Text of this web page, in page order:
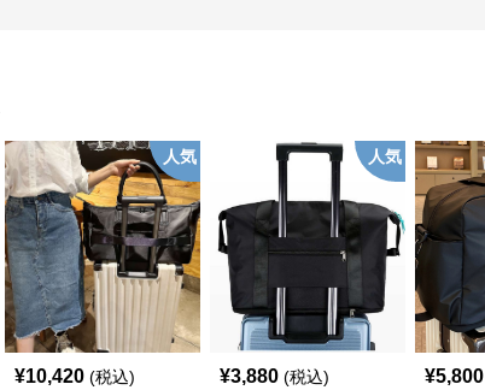
人気
¥10,420 (税込)
人気
¥3,880 (税込) ¥5,800